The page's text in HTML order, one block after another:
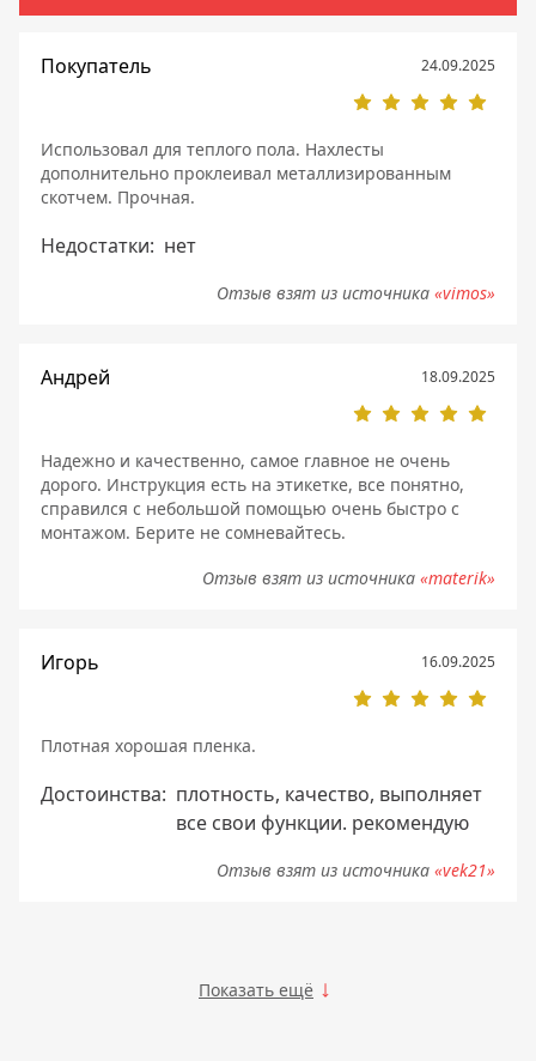
Покупатель 24.09.2025
Использовал для теплого пола. Нахлесты
дополнительно проклеивал металлизированным
скотчем. Прочная.
Недостатки: нет
Отзыв взят из источника «vimos»
Андрей 18.09.2025
Надежно и качественно, самое главное не очень
дорого. Инструкция есть на этикетке, все понятно,
справился с небольшой помощью очень быстро с
монтажом. Берите не сомневайтесь.
Отзыв взят из источника «materik»
Игорь 16.09.2025
Плотная хорошая пленка.
Достоинства: плотность, качество, выполняет
все свои функции. рекомендую
Отзыв взят из источника «vek21»
Показать ещё